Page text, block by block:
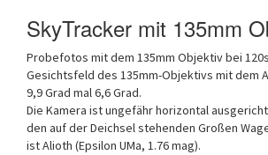
SkyTracker mit 135mm
Probefotos mit dem 135mm Objektiv bei
Gesichtsfeld des 135mm-Objektivs mit dem
9,9 Grad mal 6,6 Grad.
Die Kamera ist ungefähr horizontal
den auf der Deichsel stehenden Großen
ist Alioth (Epsilon UMa, 1.76 mag).